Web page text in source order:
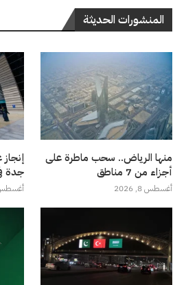
المنشورات الحديثة
منها الرياض.. سحب ماطرة على
أجزاء من 7 مناطق
أغسطس 8, 2026
جدة
أغسطس 8,